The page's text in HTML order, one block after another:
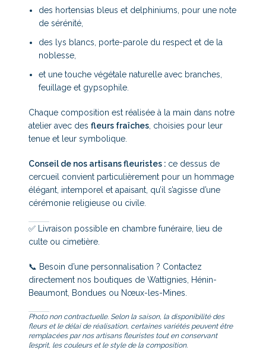
des hortensias bleus et delphiniums, pour une note
de sérénité,
des lys blancs, porte-parole du respect et de la
noblesse,
et une touche végétale naturelle avec branches,
feuillage et gypsophile.
Chaque composition est réalisée à la main dans notre
atelier avec desfleurs fraîches , choisies pour leur
tenue et leur symbolique.
Conseil de nos artisans fleuristes : ce dessus de
cercueil convient particulièrement pour un hommage
élégant, intemporel et apaisant, qu’il s’agisse d’une
cérémonie religieuse ou civile.
✅ Livraison possible en chambre funéraire, lieu de
culte ou cimetière.
📞 Besoin d’une personnalisation ? Contactez
directement nos boutiques de Wattignies, Hénin-
Beaumont, Bondues ou Nœux-les-Mines.
Photo non contractuelle. Selon la saison, la disponibilité des
fleurs et le délai de réalisation, certaines variétés peuvent être
remplacées par nos artisans fleuristes tout en conservant
l’esprit, les couleurs et le style de la composition.